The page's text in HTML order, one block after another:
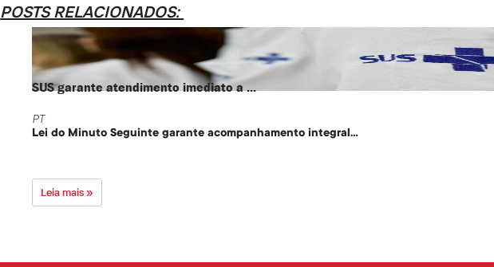
POSTS RELACIONADOS:
SUS garante atendimento imediato a ...
PT
Lei do Minuto Seguinte garante acompanhamento integral...
Leia mais »